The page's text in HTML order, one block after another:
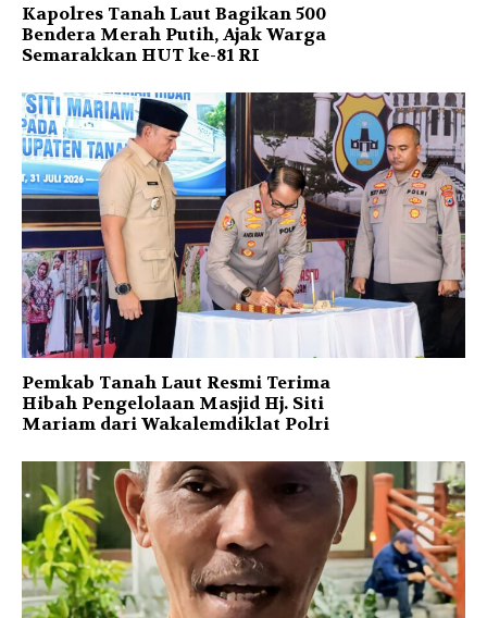
Kapolres Tanah Laut Bagikan 500
Bendera Merah Putih, Ajak Warga
Semarakkan HUT ke-81 RI
Pemkab Tanah Laut Resmi Terima
Hibah Pengelolaan Masjid Hj. Siti
Mariam dari Wakalemdiklat Polri